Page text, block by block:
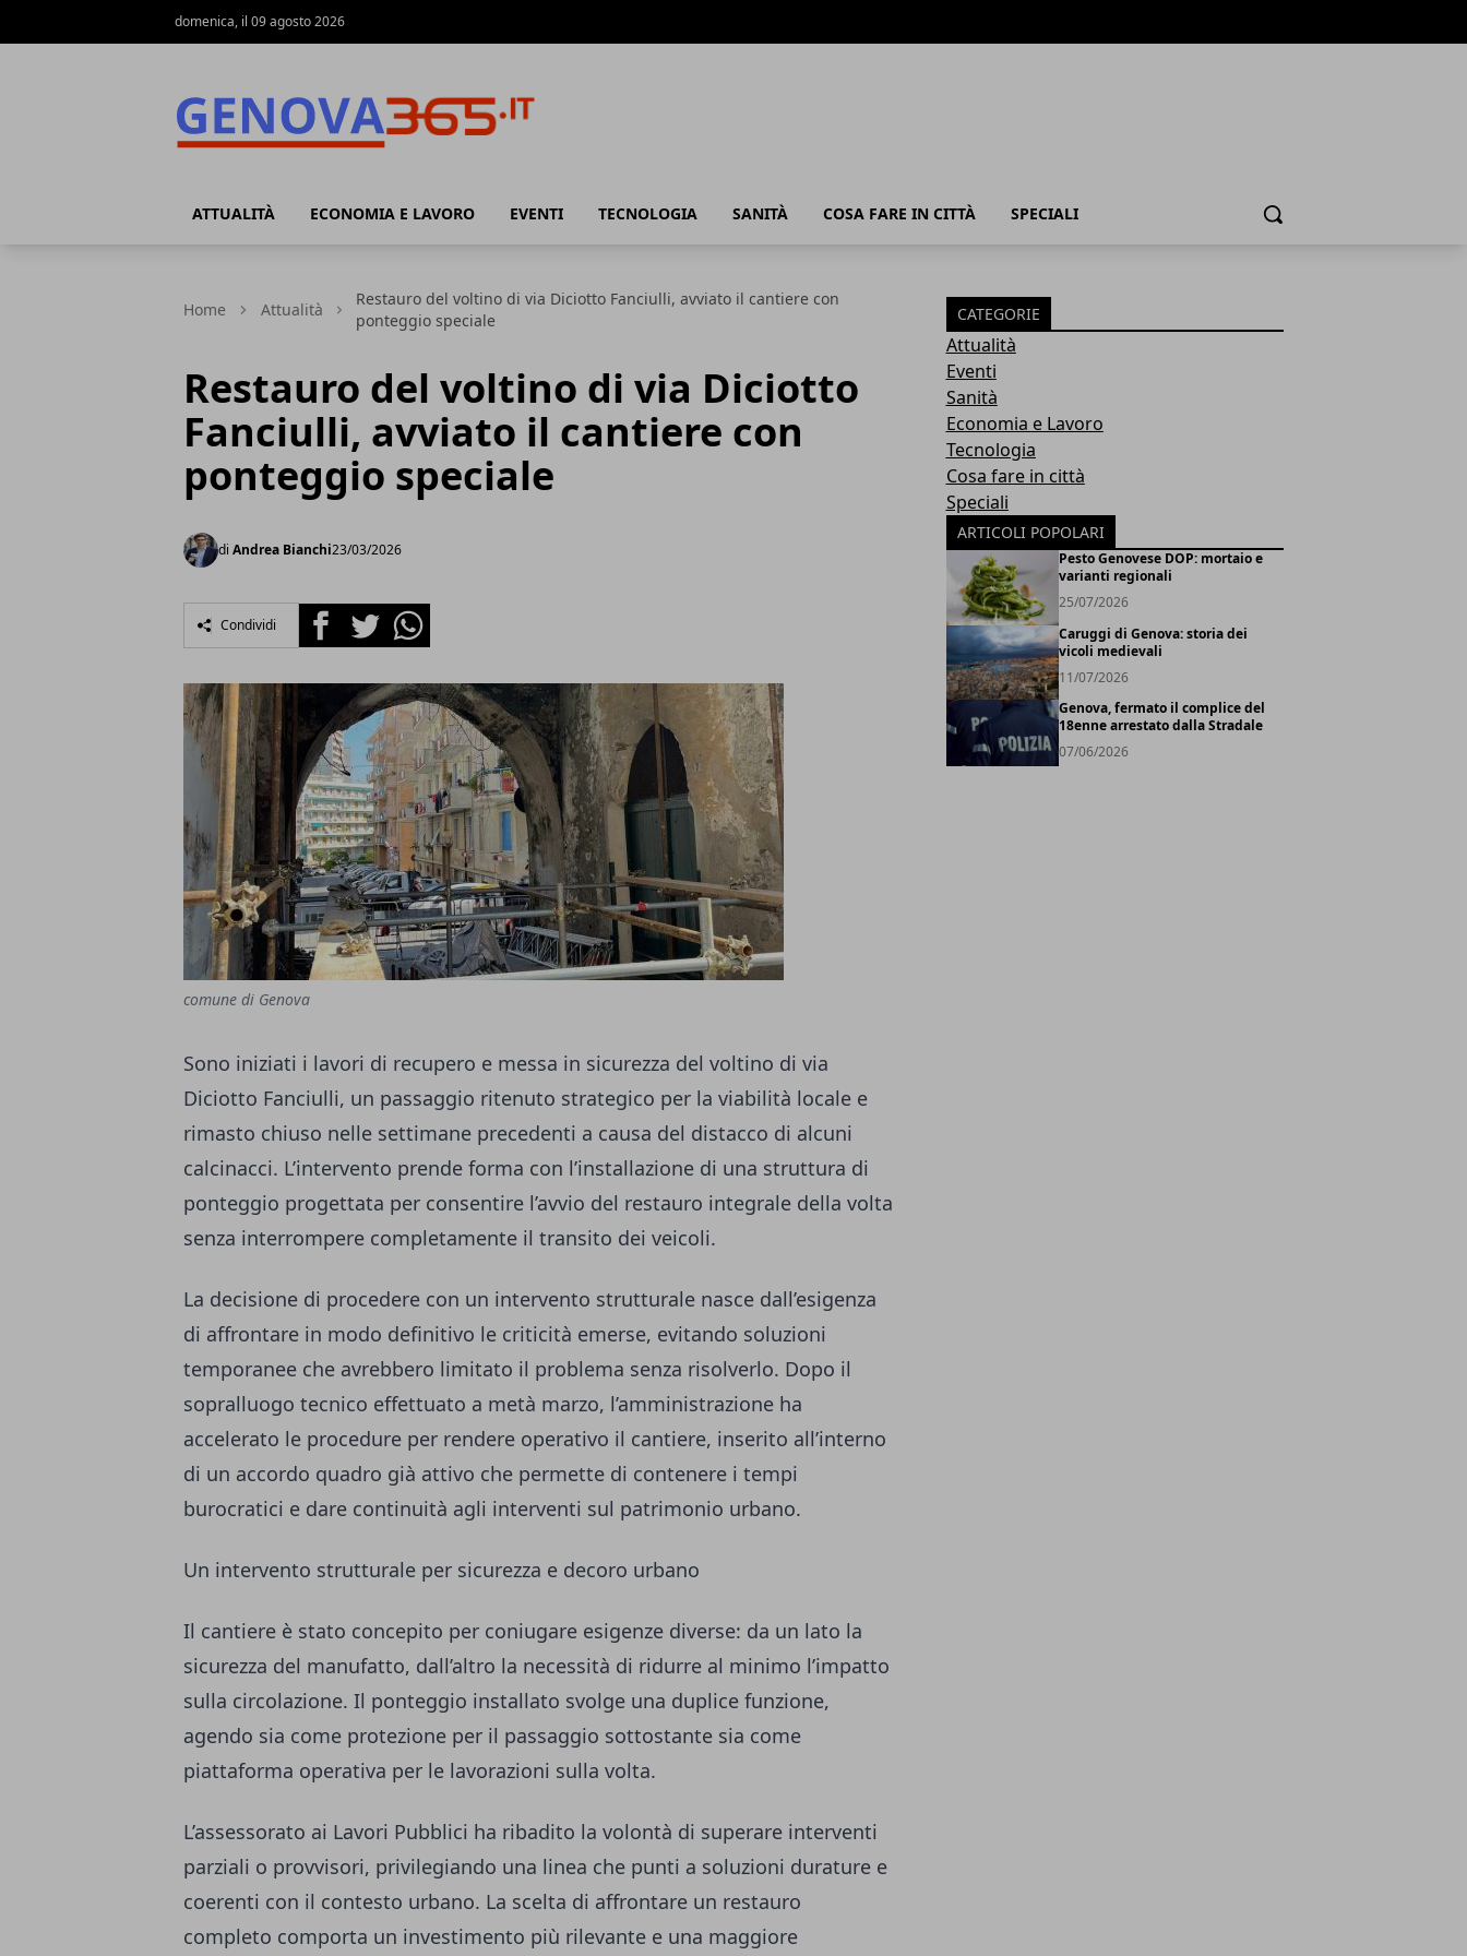
domenica, il 09 agosto 2026
ATTUALITÀ ECONOMIA E LAVORO EVENTI TECNOLOGIA SANITÀ COSA FARE IN CITTÀ SPECIALI Cerca
Home Attualità
Restauro del voltino di via Diciotto Fanciulli, avviato il cantiere con
ponteggio speciale
Restauro del voltino di via Diciotto
Fanciulli, avviato il cantiere con
ponteggio speciale
di Andrea Bianchi23/03/2026
Condividi FacebookTwitterWhatsapp
comune di Genova
Sono iniziati i lavori di recupero e messa in sicurezza del voltino di via
Diciotto Fanciulli, un passaggio ritenuto strategico per la viabilità locale e
rimasto chiuso nelle settimane precedenti a causa del distacco di alcuni
calcinacci. L’intervento prende forma con l’installazione di una struttura di
ponteggio progettata per consentire l’avvio del restauro integrale della volta
senza interrompere completamente il transito dei veicoli.
La decisione di procedere con un intervento strutturale nasce dall’esigenza
di affrontare in modo definitivo le criticità emerse, evitando soluzioni
temporanee che avrebbero limitato il problema senza risolverlo. Dopo il
sopralluogo tecnico effettuato a metà marzo, l’amministrazione ha
accelerato le procedure per rendere operativo il cantiere, inserito all’interno
di un accordo quadro già attivo che permette di contenere i tempi
burocratici e dare continuità agli interventi sul patrimonio urbano.
Un intervento strutturale per sicurezza e decoro urbano
Il cantiere è stato concepito per coniugare esigenze diverse: da un lato la
sicurezza del manufatto, dall’altro la necessità di ridurre al minimo l’impatto
sulla circolazione. Il ponteggio installato svolge una duplice funzione,
agendo sia come protezione per il passaggio sottostante sia come
piattaforma operativa per le lavorazioni sulla volta.
L’assessorato ai Lavori Pubblici ha ribadito la volontà di superare interventi
parziali o provvisori, privilegiando una linea che punti a soluzioni durature e
coerenti con il contesto urbano. La scelta di affrontare un restauro
completo comporta un investimento più rilevante e una maggiore
CATEGORIE
Attualità
Eventi
Sanità
Economia e Lavoro
Tecnologia
Cosa fare in città
Speciali
ARTICOLI POPOLARI
Pesto Genovese DOP: mortaio e
varianti regionali
25/07/2026
Caruggi di Genova: storia dei
vicoli medievali
11/07/2026
Genova, fermato il complice del
18enne arrestato dalla Stradale
07/06/2026